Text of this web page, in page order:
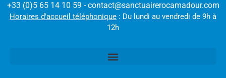
+33 (0)5 65 14 10 59 - contact@sanctuairerocamadour.com
Horaires d'accueil téléphonique : Du lundi au vendredi de 9h à
12h